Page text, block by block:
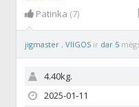
Patinka (7)
jigmaster ,VIIGOS ir dar 5
4.40kg.
2025-01-11